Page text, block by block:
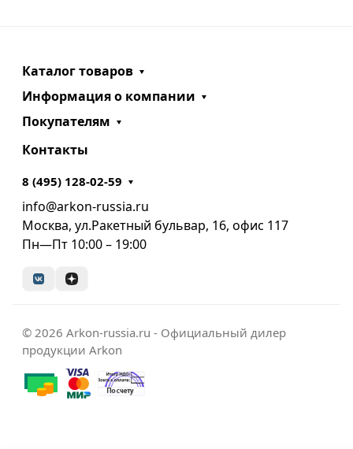
Каталог товаров
Информация о компании
Покупателям
Контакты
8 (495) 128-02-59
info@arkon-russia.ru
Москва, ул.Ракетный бульвар, 16, офис 117
Пн—Пт 10:00 – 19:00
© 2026 Arkon-russia.ru - Официальный дилер
продукции Arkon